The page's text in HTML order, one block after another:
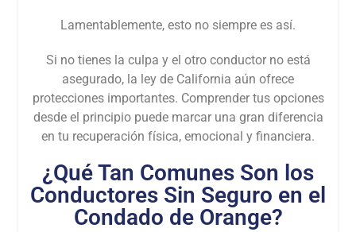
Lamentablemente, esto no siempre es así.
Si no tienes la culpa y el otro conductor no está
asegurado, la ley de California aún ofrece
protecciones importantes. Comprender tus opciones
desde el principio puede marcar una gran diferencia
en tu recuperación física, emocional y financiera.
¿Qué Tan Comunes Son los
Conductores Sin Seguro en el
Condado de Orange?